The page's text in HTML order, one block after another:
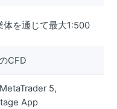
体を通じて最大1:500
CFD
5,
App